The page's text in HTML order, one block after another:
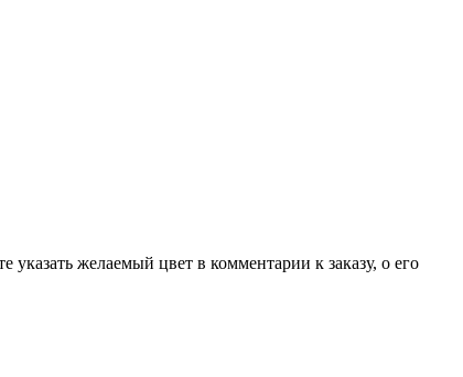
желаемый цвет в комментарии к заказу, о его